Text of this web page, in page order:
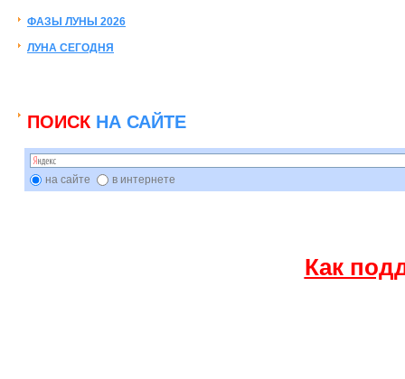
ФАЗЫ ЛУНЫ 2026
ЛУНА СЕГОДНЯ
ПОИСК НА САЙТЕ
на сайте в интернете
Как